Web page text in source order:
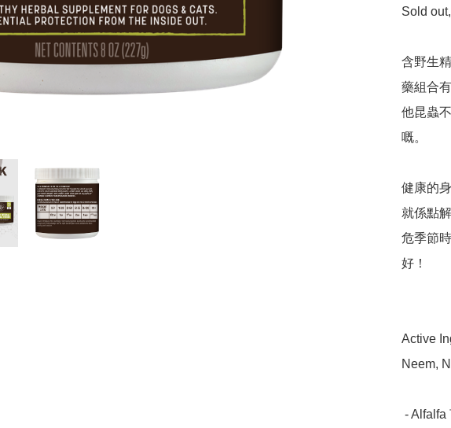
Sold
含野生
藥組合
他昆蟲
嘅。
健康的
就係點
危季節
好！
Active
Neem,